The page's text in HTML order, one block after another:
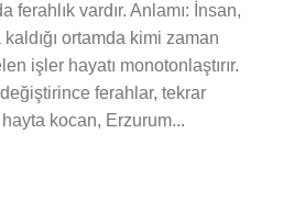
ferahlık vardır. Anlamı: İnsan,
ortamda kimi zaman
işler hayatı monotonlaştırır.
ferahlar, tekrar
kocan, Erzurum...